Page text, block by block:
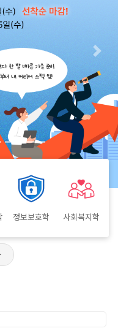
Next
정보보호학 사회복지학